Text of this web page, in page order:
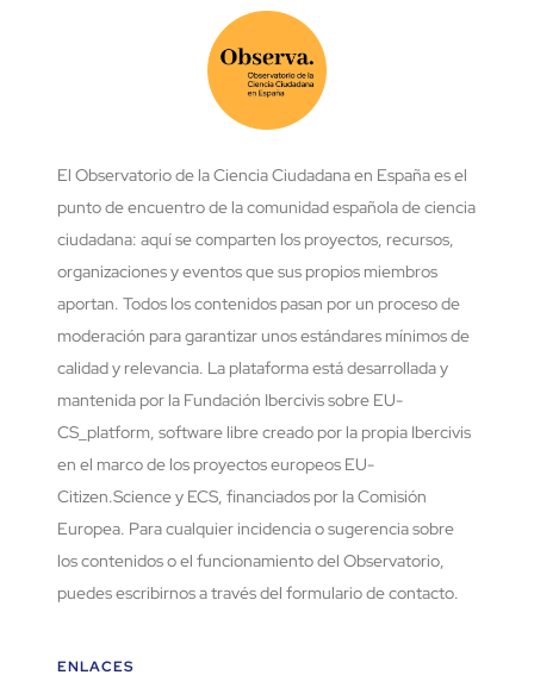
El Observatorio de la Ciencia Ciudadana en España es el
punto de encuentro de la comunidad española de ciencia
ciudadana: aquí se comparten los proyectos, recursos,
organizaciones y eventos que sus propios miembros
aportan. Todos los contenidos pasan por un proceso de
moderación para garantizar unos estándares mínimos de
calidad y relevancia. La plataforma está desarrollada y
mantenida por la Fundación Ibercivis sobre EU-
CS_platform, software libre creado por la propia Ibercivis
en el marco de los proyectos europeos EU-
Citizen.Science y ECS, financiados por la Comisión
Europea. Para cualquier incidencia o sugerencia sobre
los contenidos o el funcionamiento del Observatorio,
puedes escribirnos a través del formulario de contacto.
ENLACES